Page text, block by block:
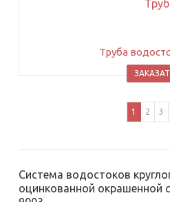
Труба
1 2 3
Система водостоков
оцинкованной окрашенной